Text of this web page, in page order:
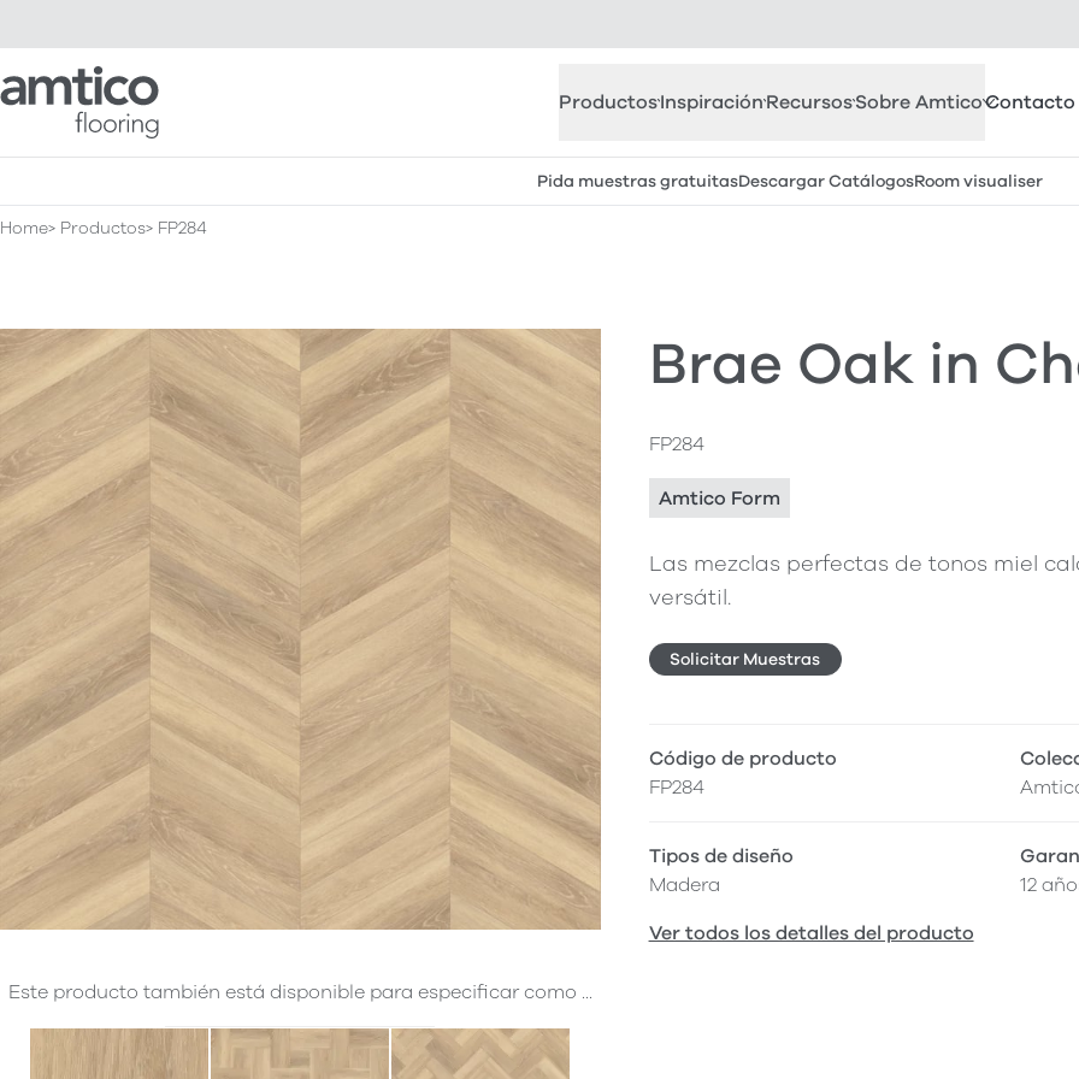
Amtico Flooring
ProductosInspiraciónRecursosSobre AmticoContacto
Pida muestras gratuitasDescargar CatálogosRoom visualiser
Home Productos FP284
Brae Oak in
FP284
Amtico Form
Las mezclas perfectas de tonos miel
versátil.
Solicitar Muestras
Este producto también está disponible para especificar como ...
Código de producto
FP284
Tipos de diseño
Madera
12
Ver todos los detalles del producto